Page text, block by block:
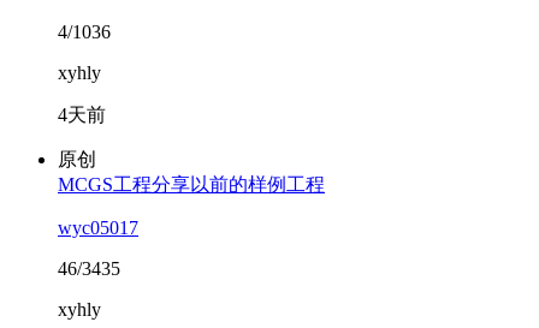
4/1036
xyhly
4天前
原创
MCGS工程分享以前的样例工程
wyc05017
46/3435
xyhly